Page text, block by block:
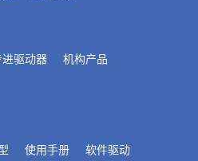
驱动器
机构产品
使用手册 软件驱动